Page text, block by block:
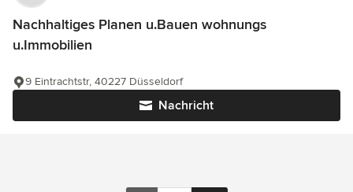
Nachhaltiges Planen u.Bauen wohnungs
u.Immobilien
Nachricht
9 Eintrachtstr, 40227 Düsseldorf